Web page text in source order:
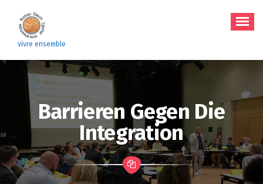
contenu
vivre ensemble
Barrieren Gegen Die
Integration